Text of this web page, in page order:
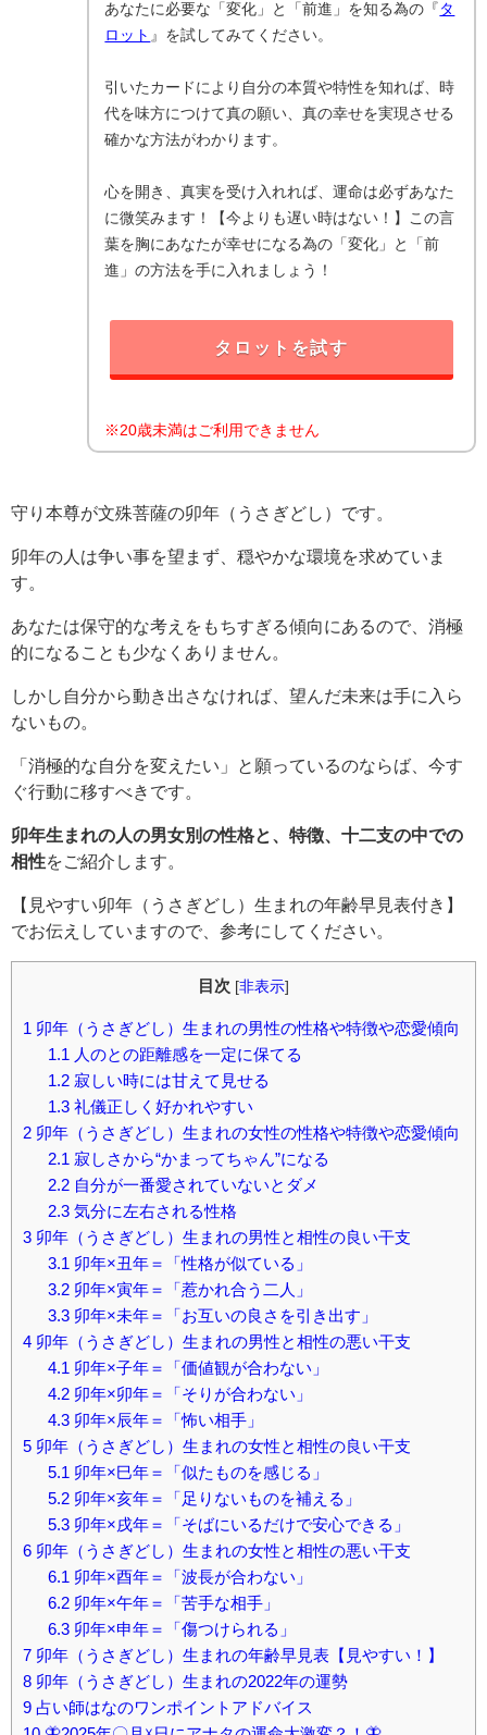
あなたに必要な「変化」と「前進」を知る為の『 タ
ロット 』を試してみてください。
引いたカードにより自分の本質や特性を知れば、時
代を味方につけて真の願い、真の幸せを実現させる
確かな方法がわかります。
心を開き、真実を受け入れれば、運命は必ずあなた
に微笑みます！【今よりも遅い時はない！】この言
葉を胸にあなたが幸せになる為の「変化」と「前
進」の方法を手に入れましょう！
タロットを試す
※20歳未満はご利用できません
守り本尊が文殊菩薩の卯年（うさぎどし）です。
卯年の人は争い事を望まず、穏やかな環境を求めていま
す。
あなたは保守的な考えをもちすぎる傾向にあるので、消極
的になることも少なくありません。
しかし自分から動き出さなければ、望んだ未来は手に入ら
ないもの。
「消極的な自分を変えたい」と願っているのならば、今す
ぐ行動に移すべきです。
卯年生まれの人の男女別の性格と、特徴、十二支の中での
相性をご紹介します。
【見やすい卯年（うさぎどし）生まれの年齢早見表付き】
でお伝えしていますので、参考にしてください。
目次 [非表示]
1 卯年（うさぎどし）生まれの男性の性格や特徴や恋愛傾向
1.1 人のとの距離感を一定に保てる
1.2寂しい時には甘えて見せる
1.3礼儀正しく好かれやすい
2 卯年（うさぎどし）生まれの女性の性格や特徴や恋愛傾向
2.1 寂しさから“かまってちゃん”になる
2.2自分が一番愛されていないとダメ
2.3気分に左右される性格
3 卯年（うさぎどし）生まれの男性と相性の良い干支
3.1 卯年×丑年＝「性格が似ている」
3.2卯年×寅年＝「惹かれ合う二人」
3.3卯年×未年＝「お互いの良さを引き出す」
4 卯年（うさぎどし）生まれの男性と相性の悪い干支
4.1 卯年×子年＝「価値観が合わない」
4.2卯年×卯年＝「そりが合わない」
4.3卯年×辰年＝「怖い相手」
5 卯年（うさぎどし）生まれの女性と相性の良い干支
5.1 卯年×巳年＝「似たものを感じる」
5.2卯年×亥年＝「足りないものを補える」
5.3卯年×戌年＝「そばにいるだけで安心できる」
6 卯年（うさぎどし）生まれの女性と相性の悪い干支
6.1 卯年×酉年＝「波長が合わない」
6.2卯年×午年＝「苦手な相手」
6.3卯年×申年＝「傷つけられる」
7 卯年（うさぎどし）生まれの年齢早見表【見やすい！】
8 卯年（うさぎどし）生まれの2022年の運勢
9 占い師はなのワンポイントアドバイス